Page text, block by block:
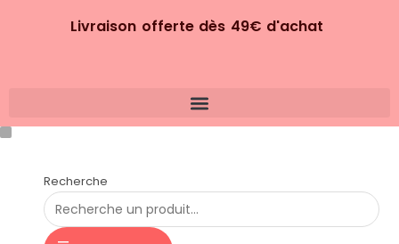
Livraison offerte dès 49€ d'achat
Recherche